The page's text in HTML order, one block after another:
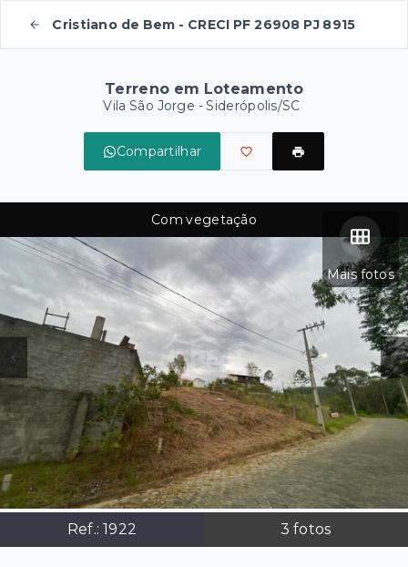
Cristiano de Bem - CRECI PF 26908 PJ 8915
Terreno em Loteamento
Vila São Jorge - Siderópolis/SC
Compartilhar
Mais fotos
Ref.: 1922 3 fotos
Com vegetação